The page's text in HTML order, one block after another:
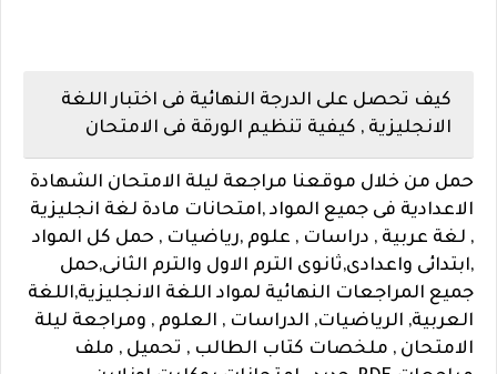
كيف تحصل على الدرجة النهائية فى اختبار اللغة
الانجليزية , كيفية تنظيم الورقة فى الامتحان
حمل من خلال موقعنا مراجعة ليلة الامتحان الشهادة
الاعدادية فى جميع المواد ,امتحانات مادة لغة انجليزية
, لغة عربية , دراسات , علوم ,رياضيات , حمل كل المواد
,ابتدائى واعدادى,ثانوى الترم الاول والترم الثانى,حمل
جميع المراجعات النهائية لمواد اللغة الانجليزية,اللغة
العربية, الرياضيات, الدراسات , العلوم , ومراجعة ليلة
الامتحان , ملخصات كتاب الطالب , تحميل , ملف